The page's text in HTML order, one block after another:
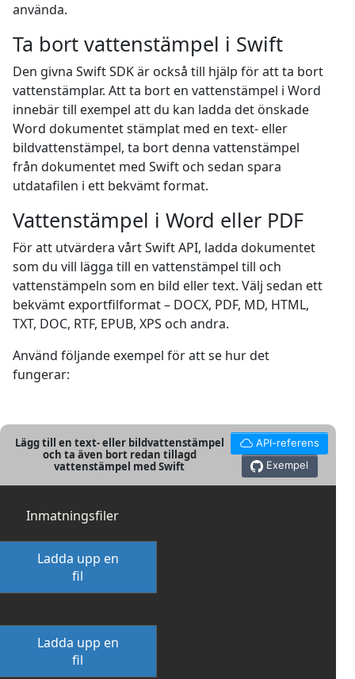
använda.
Ta bort vattenstämpel i Swift
Den givna Swift SDK är också till hjälp för att ta bort
vattenstämplar. Att ta bort en vattenstämpel i Word
innebär till exempel att du kan ladda det önskade
Word dokumentet stämplat med en text- eller
bildvattenstämpel, ta bort denna vattenstämpel
från dokumentet med Swift och sedan spara
utdatafilen i ett bekvämt format.
Vattenstämpel i Word eller PDF
För att utvärdera vårt Swift API, ladda dokumentet
som du vill lägga till en vattenstämpel till och
vattenstämpeln som en bild eller text. Välj sedan ett
bekvämt exportfilformat – DOCX, PDF, MD, HTML,
TXT, DOC, RTF, EPUB, XPS och andra.
Använd följande exempel för att se hur det
fungerar:
Lägg till en text- eller bildvattenstämpel
och ta även bort redan tillagd
vattenstämpel med Swift
API-referens
Exempel
Inmatningsfiler
Ladda upp en
fil
Ladda upp en
fil